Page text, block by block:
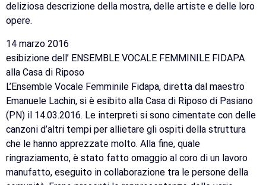
deliziosa descrizione della mostra, delle artiste e delle loro
opere.
14 marzo 2016
esibizione dell’ ENSEMBLE VOCALE FEMMINILE FIDAPA
alla Casa di Riposo
L’Ensemble Vocale Femminile Fidapa, diretta dal maestro
Emanuele Lachin, si è esibito alla Casa di Riposo di Pasiano
(PN) il 14.03.2016. Le interpreti si sono cimentate con delle
canzoni d’altri tempi per allietare gli ospiti della struttura
che le hanno apprezzate molto. Alla fine, quale
ringraziamento, è stato fatto omaggio al coro di un lavoro
manufatto, eseguito in collaborazione tra le persone della